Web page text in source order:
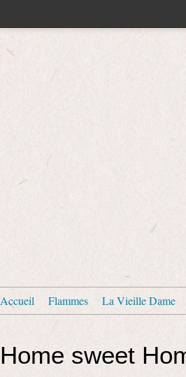
Accueil Flammes La Vieille Dame
Home sweet